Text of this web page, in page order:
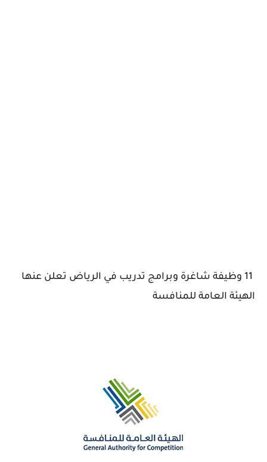
11 وظيفة شاغرة وبرامج تدريب في الرياض تعلن عنها
الهيئة العامة للمنافسة